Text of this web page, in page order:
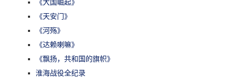
《大国崛起》
《天安门》
《河殇》
《达赖喇嘛》
《飘扬，共和国的旗帜》
淮海战役全纪录